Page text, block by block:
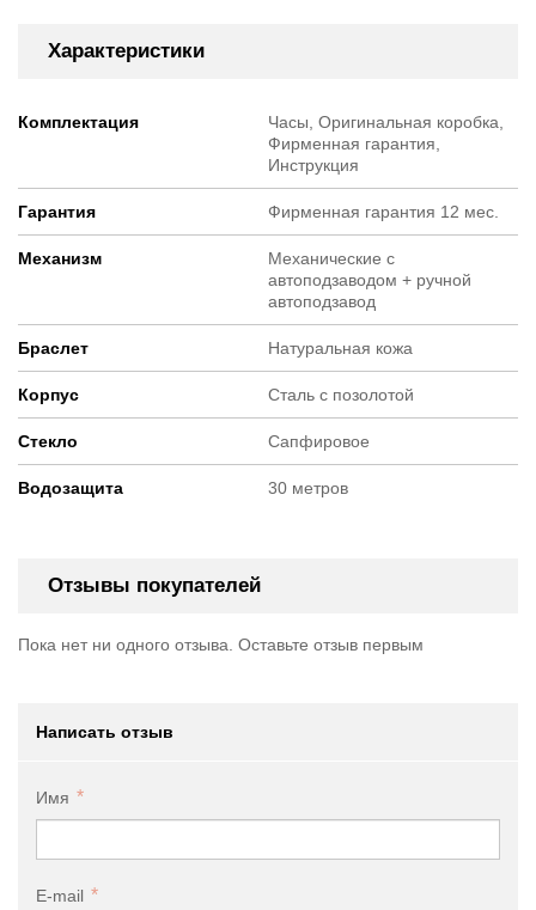
Характеристики
Комплектация
Часы, Оригинальная коробка,
Фирменная гарантия,
Инструкция
Гарантия Фирменная гарантия 12 мес.
Механизм
Механические с
автоподзаводом + ручной
автоподзавод
Браслет Натуральная кожа
Корпус Cталь с позолотой
Стекло Сапфировое
Водозащита 30 метров
Отзывы покупателей
Пока нет ни одного отзыва. Оставьте отзыв первым
Написать отзыв
Имя
E-mail